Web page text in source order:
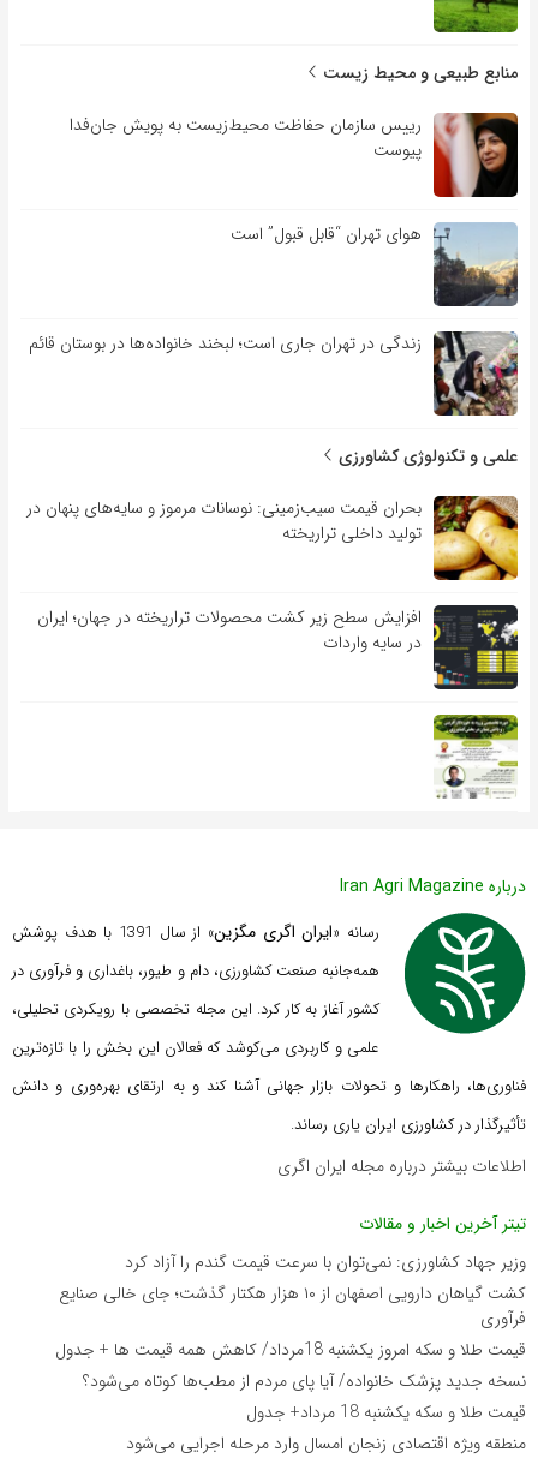
منابع طبیعی و محیط زیست
رییس سازمان حفاظت محیط‌زیست به پویش جان‌فدا
پیوست
هوای تهران “قابل قبول” است
زندگی در تهران جاری است؛ لبخند خانواده‌ها در بوستان قائم
علمی و تکنولوژی کشاورزی
بحران قیمت سیب‌زمینی: نوسانات مرموز و سایه‌های پنهان در
تولید داخلی تراریخته
افزایش سطح زیر کشت محصولات تراریخته در جهان؛ ایران
در سایه واردات
درباره Iran Agri Magazine
رسانه «ایران اگری مگزین
» از سال 1391 با هدف پوشش
همه‌جانبه صنعت کشاورزی، دام و طیور، باغداری و فرآوری در
کشور آغاز به کار کرد. این مجله تخصصی با رویکردی تحلیلی،
علمی و کاربردی می‌کوشد که فعالان این بخش را با تازه‌ترین
فناوری‌ها، راهکارها و تحولات بازار جهانی آشنا کند و به ارتقای بهره‌وری و دانش
تأثیرگذار در کشاورزی ایران یاری رساند.
اطلاعات بیشتر درباره مجله ایران اگری
تیتر آخرین اخبار و مقالات
وزیر جهاد کشاورزی: نمی‌توان با سرعت قیمت گندم را آزاد کرد
کشت گیاهان دارویی اصفهان از ۱۰ هزار هکتار گذشت؛ جای خالی صنایع
فرآوری
قیمت طلا و سکه امروز یکشنبه 18مرداد/ کاهش همه قیمت ها + جدول
نسخه جدید پزشک خانواده/ آیا پای مردم از مطب‌ها‌ کوتاه می‌شود؟
قیمت طلا و سکه یکشنبه 18 مرداد+ جدول
منطقه ویژه اقتصادی زنجان امسال وارد مرحله اجرایی می‌شود